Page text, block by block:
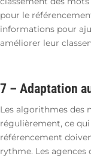
pour le
informations pour
améliorer leur
7 – Adaptation
Les algorithmes des
régulièrement, ce
référencement
rythme. Les